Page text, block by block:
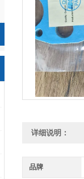
详细说明：
品牌